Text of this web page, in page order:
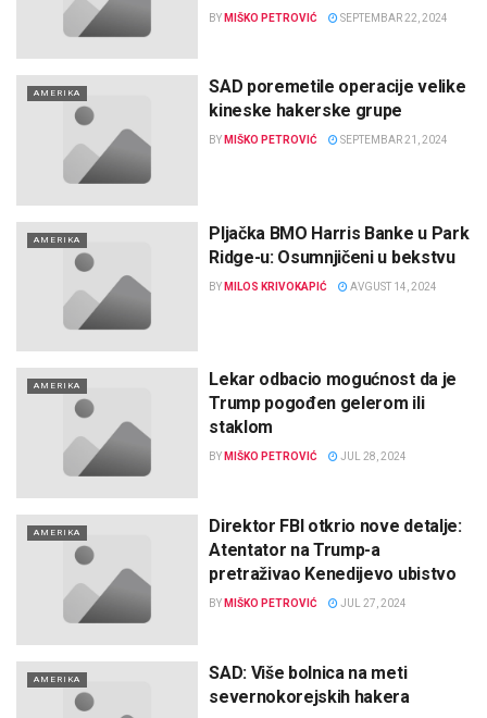
BY MIŠKO PETROVIĆ SEPTEMBAR 22, 2024
AMERIKA
SAD poremetile operacije velike
kineske hakerske grupe
BY MIŠKO PETROVIĆ SEPTEMBAR 21, 2024
AMERIKA
Pljačka BMO Harris Banke u Park
Ridge-u: Osumnjičeni u bekstvu
BY MILOS KRIVOKAPIĆ AVGUST 14, 2024
AMERIKA
Lekar odbacio mogućnost da je
Trump pogođen gelerom ili
staklom
BY MIŠKO PETROVIĆ JUL 28, 2024
AMERIKA
Direktor FBI otkrio nove detalje:
Atentator na Trump-a
pretraživao Kenedijevo ubistvo
BY MIŠKO PETROVIĆ JUL 27, 2024
AMERIKA
SAD: Više bolnica na meti
severnokorejskih hakera